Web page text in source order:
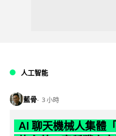
人工智能
藍骨 3 小時
AI 聊天機械人集體